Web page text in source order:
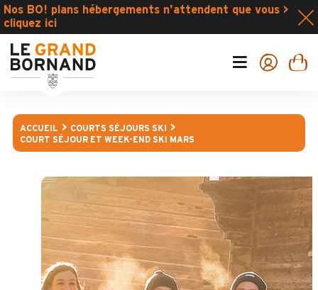
Nos BO! plans hébergements n'attendent que vous >
cliquez ici
ACCUEIL
COURTS SÉJOURS SKI
COURT SÉJOUR ET WEEK-END SKI MARS